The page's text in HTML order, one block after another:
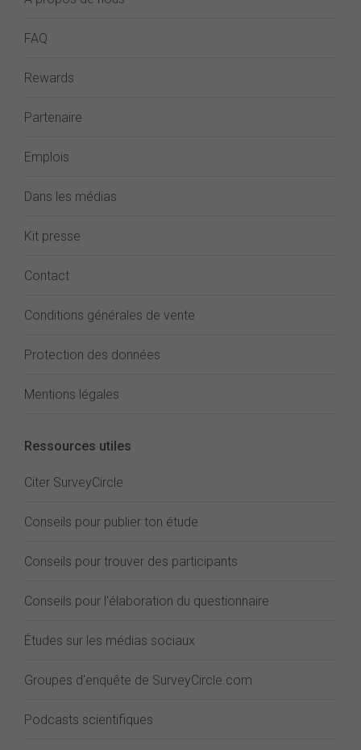
FAQ
Rewards
Partenaire
Emplois
Dans les médias
Kit presse
Contact
Conditions générales de vente
Protection des données
Mentions légales
Ressources utiles
Citer SurveyCircle
Conseils pour publier ton étude
Conseils pour trouver des participants
Conseils pour l'élaboration du questionnaire
Études sur les médias sociaux
Groupes d'enquête de SurveyCircle.com
Podcasts scientifiques